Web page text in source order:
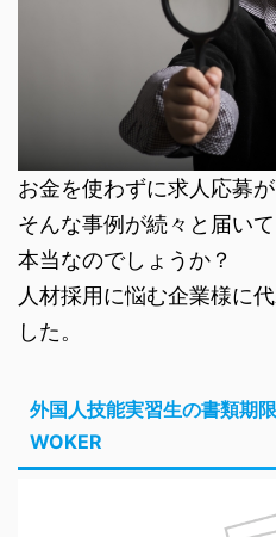
お金を使わずに求人応募
そんな事例が続々と届いて
本当なのでしょうか？
人材採用に悩む企業様に
した。
外国人技能実習生の書類期
WOKER